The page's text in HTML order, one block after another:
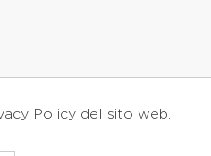
Policy del sito web.